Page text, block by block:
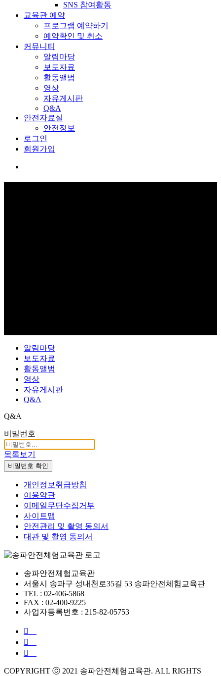
SNS 참여활동
교육관 예약
프로그램 예약하기
예약확인 및 취소
커뮤니티
알림마당
보도자료
활동앨범
영상
자유게시판
Q&A
안전자료실
안전정보
로그인
회원가입
알림마당
보도자료
활동앨범
영상
자유게시판
Q&A
Q&A
비밀번호
목록보기
비밀번호 확인
개인정보취급방침
이용약관
이메일무단수집거부
사이트맵
안전관리 및 촬영 동의서
대관 및 촬영 동의서
송파안전체험교육관
서울시 송파구 성내천로35길 53 송파안전체험교육관
TEL : 02-406-5868
FAX : 02-400-9225
사업자등록번호 : 215-82-05753
COPYRIGHT ⓒ 2021 송파안전체험교육관. ALL RIGHTS